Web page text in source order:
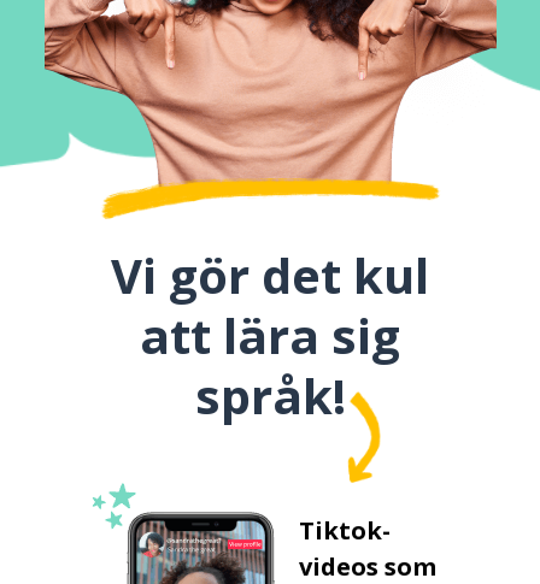
Vi gör det kul
att lära sig
språk!
Tiktok-
videos som